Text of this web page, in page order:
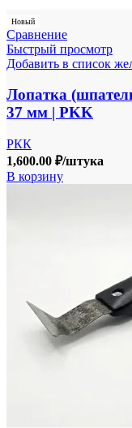
Новый
Сравнение
Быстрый просмотр
Добавить в список
Лопатка
37 мм | PKK
РКК
1,600.00 ₽/штука
В корзину